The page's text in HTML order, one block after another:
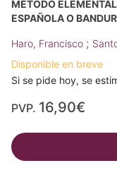
MÉTODO
ESPAÑOLA O
Haro, Francisco ;
Disponible en breve
Si se pide hoy, se
PVP. 16,90€